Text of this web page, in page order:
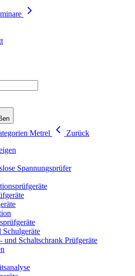
Metrel
Zurück
Spannungsprüfer
und Schaltschrank Prüfgeräte